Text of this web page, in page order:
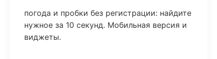
погода и пробки без регистрации: найдите
нужное за 10 секунд. Мобильная версия и
виджеты.